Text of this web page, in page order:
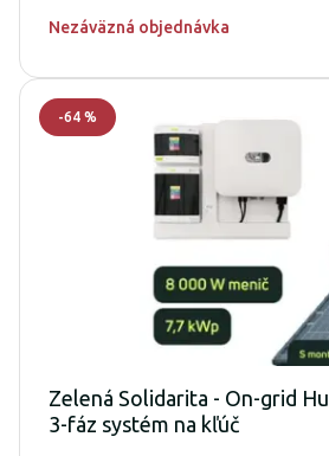
Nezáväzná objednávka
-64 %
Zelená Solidarita - On-grid
3-fáz systém na kľúč